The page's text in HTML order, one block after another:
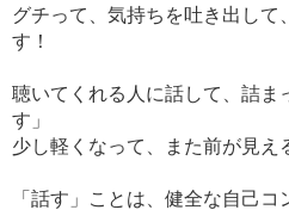
グチって、気持ちを吐き出して
す！
聴いてくれる人に話して、詰ま
す」
少し軽くなって、また前が見え
「話す」ことは、健全な自己